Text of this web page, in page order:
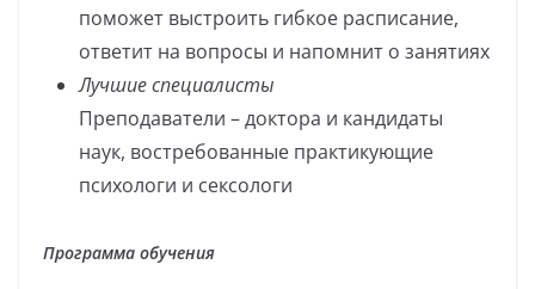
поможет выстроить гибкое расписание,
ответит на вопросы и напомнит о занятиях
Лучшие специалисты
Преподаватели – доктора и кандидаты
наук, востребованные практикующие
психологи и сексологи
Программа обучения